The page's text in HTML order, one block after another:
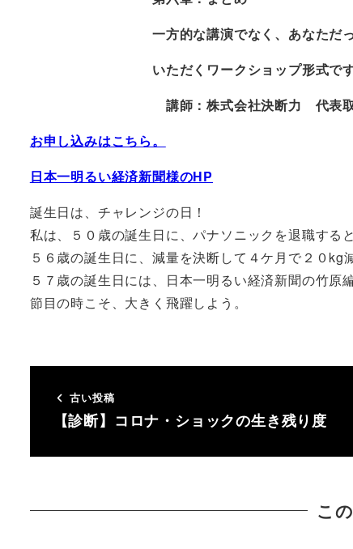
一方的な講演でなく、あなただったら
いただくワークショップ形式で
講師：株式会社決断力 代表取締
お申し込みはこちら。
日本一明るい経済新聞様のHP
誕生日は、チャレンジの日！
私は、５０歳の誕生日に、パナソニックを退職する
５６歳の誕生日に、減量を決断して４ケ月で２０kg
５７歳の誕生日には、日本一明るい経済新聞の竹原
節目の時こそ、大きく飛躍しよう。
古い投稿
【診断】コロナ・ショックの生き残り度
こ